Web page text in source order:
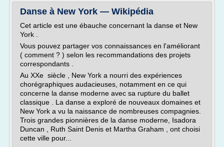
Danse à New York — Wikipédia
Cet article est une ébauche concernant la danse et New
York .
Vous pouvez partager vos connaissances en l'améliorant
( comment ? ) selon les recommandations des projets
correspondants .
Au XXe siècle , New York a nourri des expériences
chorégraphiques audacieuses, notamment en ce qui
concerne la danse moderne avec sa rupture du ballet
classique . La danse a exploré de nouveaux domaines et
New York a vu la naissance de nombreuses compagnies.
Trois grandes pionnières de la danse moderne, Isadora
Duncan , Ruth Saint Denis et Martha Graham , ont choisi
cette ville pour...